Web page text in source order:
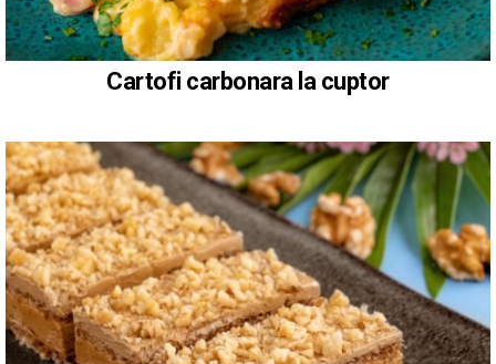
Cartofi carbonara la cuptor